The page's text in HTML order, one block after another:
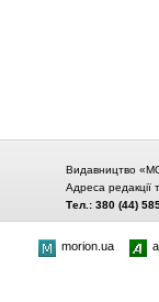
Видавництво
Адреса
Тел.: 380 (44)
morion.ua